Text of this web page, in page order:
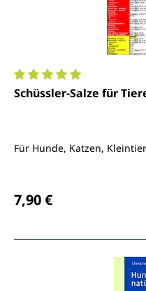
Durchschnittliche
Schüssler-Salze für
Für Hunde, Katzen,
7,90 €